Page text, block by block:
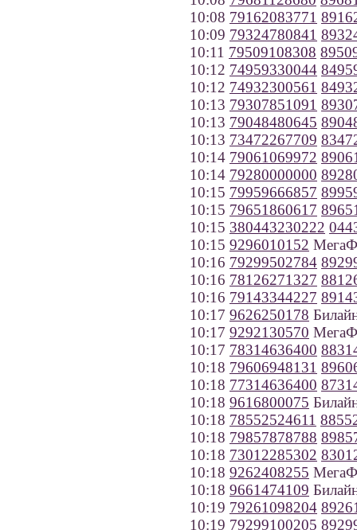
10:08 79162083771
10:09 79324780841
10:11 79509108308
10:12 74959330044
10:12 74932300561
10:13 79307851091
10:13 79048480645
10:13 73472267709
10:14 79061069972
10:14 79280000000
10:15 79959666857
10:15 79651860617
10:15 380443230222
10:15 9296010152
10:16 79299502784
10:16 78126271327
10:16 79143344227
10:17 9626250178
10:17 9292130570
10:17 78314636400
10:18 79606948131
10:18 77314636400
10:18 9616800075
10:18 78552524611
10:18 79857878788
10:18 73012285302
10:18 9262408255
10:18 9661474109
10:19 79261098204
10:19 79299100205